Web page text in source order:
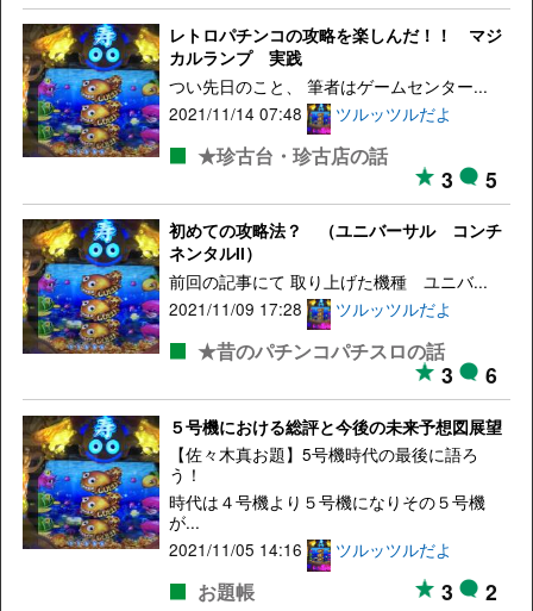
レトロパチンコの攻略を楽しんだ！！ マジ
カルランプ 実践
つい先日のこと、 筆者はゲームセンター...
2021/11/14 07:48
ツルッツルだよ
★珍古台・珍古店の話
3 5
初めての攻略法？ （ユニバーサル コンチ
ネンタルII）
前回の記事にて 取り上げた機種 ユニバ...
2021/11/09 17:28
ツルッツルだよ
★昔のパチンコパチスロの話
3 6
５号機における総評と今後の未来予想図展望
【佐々木真お題】5号機時代の最後に語ろ
う！
時代は４号機より５号機になりその５号機
が...
2021/11/05 14:16
ツルッツルだよ
お題帳 3 2